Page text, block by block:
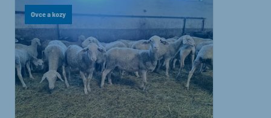
Ovce a kozy